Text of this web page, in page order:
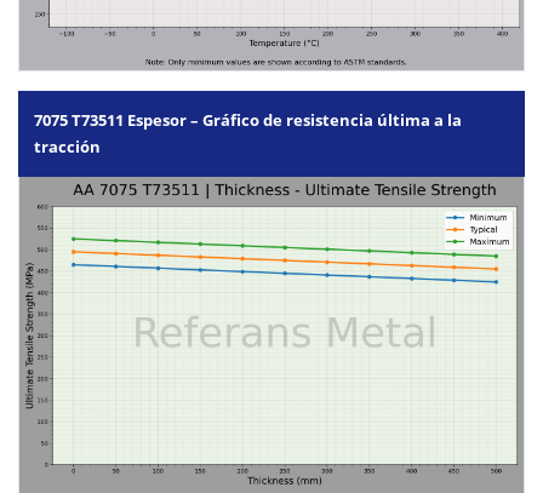
7075 T73511 Espesor – Gráfico de resistencia última a la
tracción